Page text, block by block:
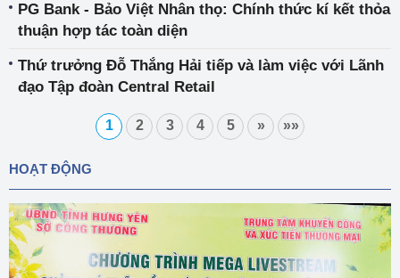
PG Bank - Bảo Việt Nhân thọ: Chính thức kí kết thỏa
thuận hợp tác toàn diện
Thứ trưởng Đỗ Thắng Hải tiếp và làm việc với Lãnh
đạo Tập đoàn Central Retail
1 2 3 4 5 » »»
HOẠT ĐỘNG